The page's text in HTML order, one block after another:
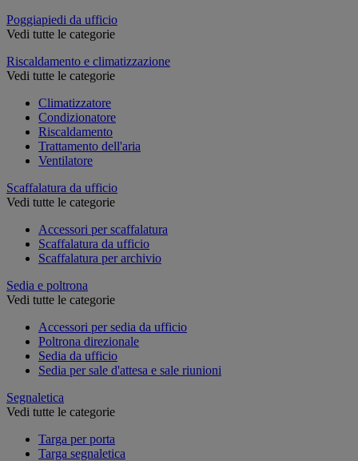
Poggiapiedi da ufficio
Vedi tutte le categorie
Riscaldamento e climatizzazione
Vedi tutte le categorie
Climatizzatore
Condizionatore
Riscaldamento
Trattamento dell'aria
Ventilatore
Scaffalatura da ufficio
Vedi tutte le categorie
Accessori per scaffalatura
Scaffalatura da ufficio
Scaffalatura per archivio
Sedia e poltrona
Vedi tutte le categorie
Accessori per sedia da ufficio
Poltrona direzionale
Sedia da ufficio
Sedia per sale d'attesa e sale riunioni
Segnaletica
Vedi tutte le categorie
Targa per porta
Targa segnaletica